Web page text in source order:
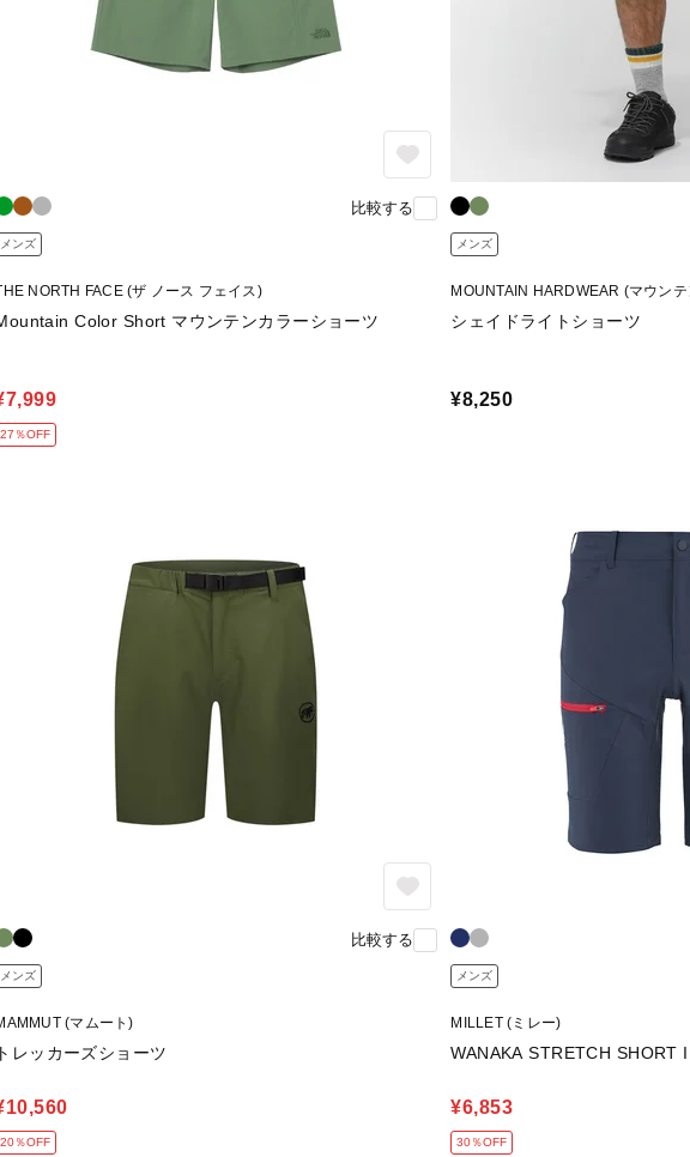
比較する
メンズ
NORTH FACE (ザ ノース フェイス)
Color Short マウンテンカラーショーツ
27％OFF
メンズ
MOUNTAIN HARDWEAR (マウン
シェイドライトショーツ
¥8,250
比較する
メンズ
(マムート)
トレッカーズショーツ
20％OFF
メンズ
MILLET (ミレー)
WANAKA STRETCH SHORT
¥6,853
30％OFF